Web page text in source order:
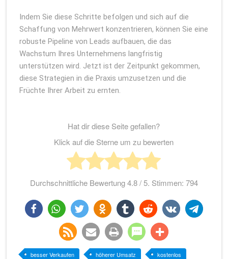
Indem Sie diese Schritte befolgen und sich auf die
Schaffung von Mehrwert konzentrieren, können Sie eine
robuste Pipeline von Leads aufbauen, die das
Wachstum Ihres Unternehmens langfristig
unterstützen wird. Jetzt ist der Zeitpunkt gekommen,
diese Strategien in die Praxis umzusetzen und die
Früchte Ihrer Arbeit zu ernten.
Hat dir diese Seite gefallen?
Klick auf die Sterne um zu bewerten
Durchschnittliche Bewertung4.8/ 5. Stimmen: 794
teilen twittern teilen teilen teilen teilen
rss- e- druckenteilen teilen
besser Verkaufen höherer Umsatz
kostenlos